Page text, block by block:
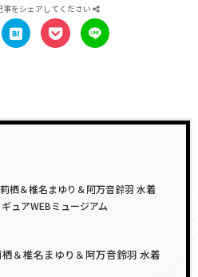
事をシェアしてください
栖＆椎名まゆり＆阿万音鈴羽 水着
ュアWEBミュージアム
＆椎名まゆり＆阿万音鈴羽 水着